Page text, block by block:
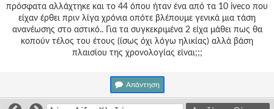
-
-
Σύνδεση
πρόσφατα αλλάχτηκε και το 44 όπου ήταν ένα από τα 10 iveco που
είχαν έρθει πριν λίγα χρόνια οπότε βλέπουμε γενικά μια τάση
ανανέωσης στο αστικό.. Για τα συγκεκριμένα 2 είχα μάθει πως θα
κοπούν τέλος του έτους (ίσως όχι λόγω ηλικίας) αλλά βάση
πλαισίου της χρονολογίας είναι;;;
Απάντηση